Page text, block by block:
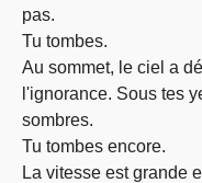
pas.
Tu tombes.
Au sommet, le ciel a
l'ignorance. Sous tes
sombres.
Tu tombes encore.
La vitesse est grande